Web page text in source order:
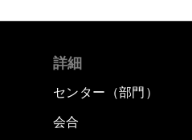
詳細
センター（部門）
会合